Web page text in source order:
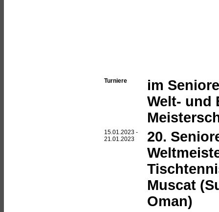
Turniere
im
Welt- und
15.01.2023 -
21.01.2023
20.
Muscat
Oman)